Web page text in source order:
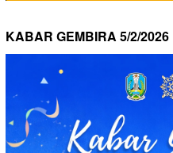
KABAR GEMBIRA 5/2/2026